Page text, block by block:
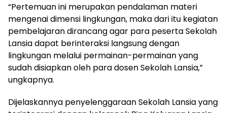
“Pertemuan ini merupakan pendalaman materi
mengenai dimensi lingkungan, maka dari itu kegiatan
pembelajaran dirancang agar para peserta Sekolah
Lansia dapat berinteraksi langsung dengan
lingkungan melalui permainan-permainan yang
sudah disiapkan oleh para dosen Sekolah Lansia,”
ungkapnya.
Dijelaskannya penyelenggaraan Sekolah Lansia yang